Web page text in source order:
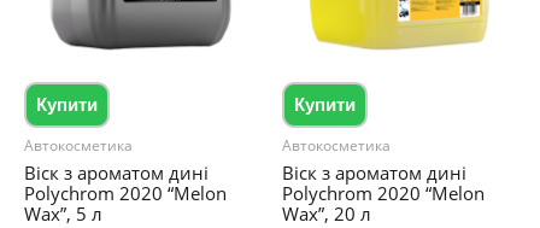
Купити
Автокосметика
Віск з ароматом дині
Polychrom 2020 “Melon
Wax”, 5 л
Купити
Автокосметика
Віск з ароматом дині
Polychrom 2020 “Melon
Wax”, 20 л